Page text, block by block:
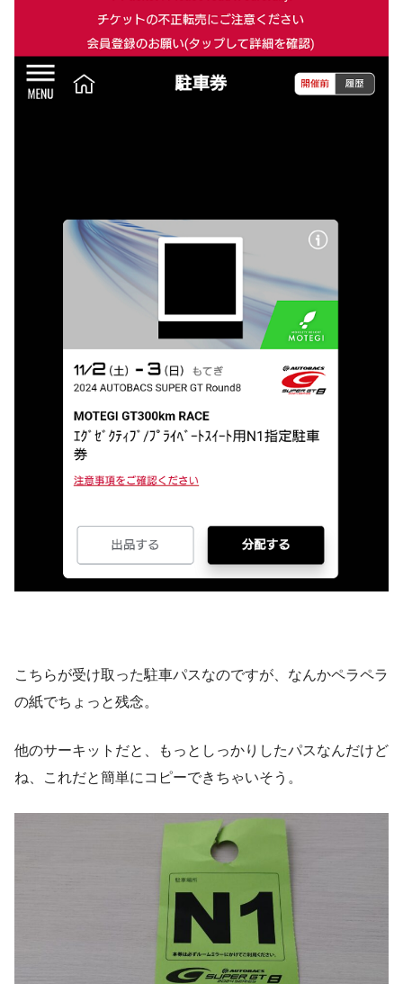
こちらが受け取った駐車パスなのですが、なんかペラペラ
の紙でちょっと残念。
他のサーキットだと、もっとしっかりしたパスなんだけど
ね、これだと簡単にコピーできちゃいそう。